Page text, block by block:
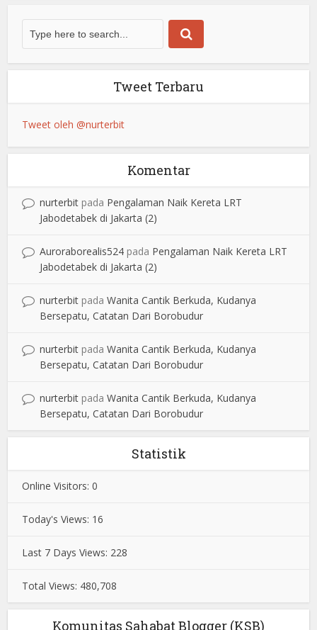
Tweet Terbaru
Tweet oleh @nurterbit
Komentar
nurterbit pada Pengalaman Naik Kereta LRT
Jabodetabek di Jakarta (2)
Auroraborealis524 pada Pengalaman Naik Kereta LRT
Jabodetabek di Jakarta (2)
nurterbit padaWanita Cantik Berkuda, Kudanya
Bersepatu, Catatan Dari Borobudur
nurterbit padaWanita Cantik Berkuda, Kudanya
Bersepatu, Catatan Dari Borobudur
nurterbit padaWanita Cantik Berkuda, Kudanya
Bersepatu, Catatan Dari Borobudur
Statistik
Online Visitors:0
Today's Views: 16
Last 7 Days Views: 228
Total Views: 480,708
Komunitas Sahabat Blogger (KSB)